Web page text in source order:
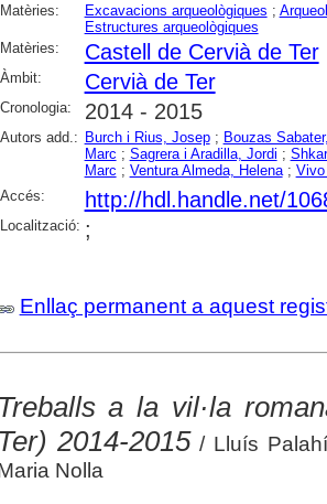
Matèries: Excavacions arqueològiques ;
Estructures arqueològiques
Matèries:
Castell de Cervià de Ter
Àmbit: Cervià de Ter
Cronologia: 2014 - 2015
Autors add.: Burch i Rius, Josep; Bouzas
Marc ; Sagrera i Aradilla, Jordi ;
Marc ; Ventura Almeda, Helena;
Accés:
http://hdl.handle.net/
Localització: ;
Enllaç permanent a aquest
Treballs a la vil·la
Ter) 2014-2015 / Lluís
Nolla